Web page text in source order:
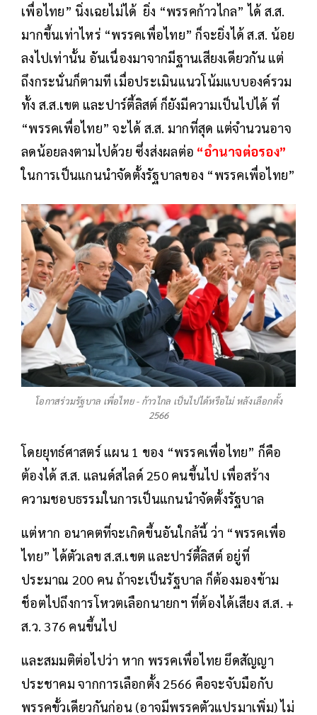
เพื่อไทย” นิ่งเฉยไม่ได้ ยิ่ง “พรรคก้าวไกล” ได้ ส.ส.
มากขึ้นเท่าไหร่ “พรรคเพื่อไทย” ก็จะยิ่งได้ ส.ส. น้อย
ลงไปเท่านั้น อันเนื่องมาจากมีฐานเสียงเดียวกัน แต่
ถึงกระนั่นก็ตามที เมื่อประเมินแนวโน้มแบบองค์รวม
ทั้ง ส.ส.เขต และปาร์ตี้ลิสต์ ก็ยังมีความเป็นไปได้ ที่
“พรรคเพื่อไทย” จะได้ ส.ส. มากที่สุด แต่จำนวนอาจ
ลดน้อยลงตามไปด้วย ซึ่งส่งผลต่อ “อำนาจต่อรอง”
ในการเป็นแกนนำจัดตั้งรัฐบาลของ “พรรคเพื่อไทย”
โอกาสร่วมรัฐบาล เพื่อไทย - ก้าวไกล เป็นไปได้หรือไม่ หลังเลือกตั้ง
2566
โดยยุทธ์ศาสตร์ แผน 1 ของ “พรรคเพื่อไทย” ก็คือ
ต้องได้ ส.ส. แลนด์สไลด์ 250 คนขึ้นไป เพื่อสร้าง
ความชอบธรรมในการเป็นแกนนำจัดตั้งรัฐบาล
แต่หาก อนาคตที่จะเกิดขึ้นอันใกล้นี้ ว่า “พรรคเพื่อ
ไทย” ได้ตัวเลข ส.ส.เขต และปาร์ตี้ลิสต์ อยู่ที่
ประมาณ 200 คน ถ้าจะเป็นรัฐบาล ก็ต้องมองข้าม
ช็อตไปถึงการโหวตเลือกนายกฯ ที่ต้องได้เสียง ส.ส. +
ส.ว. 376 คนขึ้นไป
และสมมติต่อไปว่า หาก พรรคเพื่อไทย ยึดสัญญา
ประชาคม จากการเลือกตั้ง 2566 คือจะจับมือกับ
พรรคขั้วเดียวกันก่อน (อาจมีพรรคตัวแปรมาเพิ่ม) ไม่